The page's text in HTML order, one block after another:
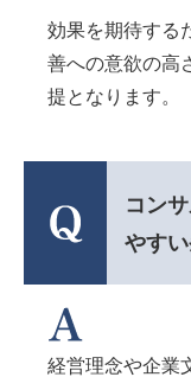
効果を期待する
善への意欲の高
提となります。
コン
やす
経営理念や企業